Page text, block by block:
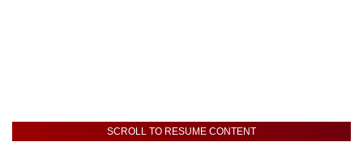
SCROLL TO RESUME CONTENT